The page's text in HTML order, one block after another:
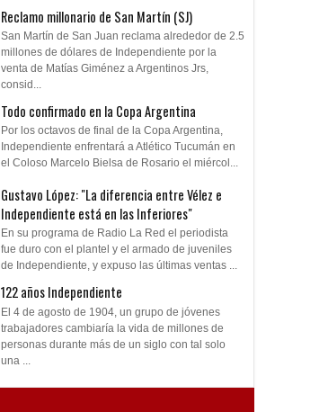
07
Aug
07
Reclamo millonario de San Martín (SJ)
San Martín de San Juan reclama alrededor de 2.5
millones de dólares de Independiente por la
venta de Matías Giménez a Argentinos Jrs,
consid...
Todo confirmado en la Copa Argentina
Por los octavos de final de la Copa Argentina,
Independiente enfrentará a Atlético Tucumán en
el Coloso Marcelo Bielsa de Rosario el miércol...
Gustavo López: "La diferencia entre Vélez e
Independiente está en las Inferiores"
En su programa de Radio La Red el periodista
fue duro con el plantel y el armado de juveniles
de Independiente, y expuso las últimas ventas ...
122 años Independiente
El 4 de agosto de 1904, un grupo de jóvenes
trabajadores cambiaría la vida de millones de
personas durante más de un siglo con tal solo
una ...